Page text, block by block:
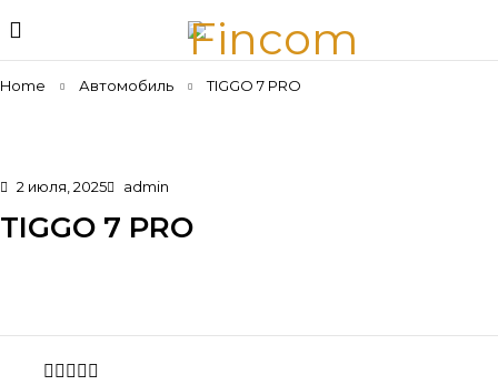
Home Автомобиль TIGGO 7 PRO
2 июля, 2025 admin
TIGGO 7 PRO